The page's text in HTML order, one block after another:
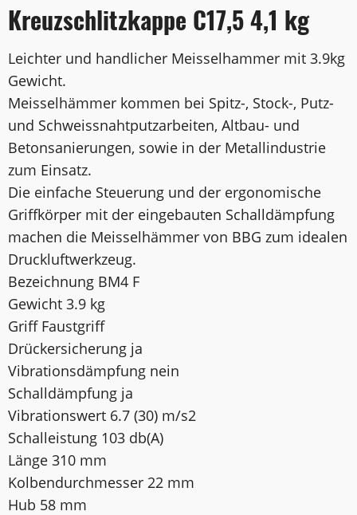
Kreuzschlitzkappe C17,5 4,1 kg
Leichter und handlicher Meisselhammer mit 3.9kg
Gewicht.
Meisselhämmer kommen bei Spitz-, Stock-, Putz-
und Schweissnahtputzarbeiten, Altbau- und
Betonsanierungen, sowie in der Metallindustrie
zum Einsatz.
Die einfache Steuerung und der ergonomische
Griffkörper mit der eingebauten Schalldämpfung
machen die Meisselhämmer von BBG zum idealen
Druckluftwerkzeug.
Bezeichnung BM4 F
Gewicht 3.9 kg
Griff Faustgriff
Drückersicherung ja
Vibrationsdämpfung nein
Schalldämpfung ja
Vibrationswert 6.7 (30) m/s2
Schalleistung 103 db(A)
Länge 310 mm
Kolbendurchmesser 22 mm
Hub 58 mm